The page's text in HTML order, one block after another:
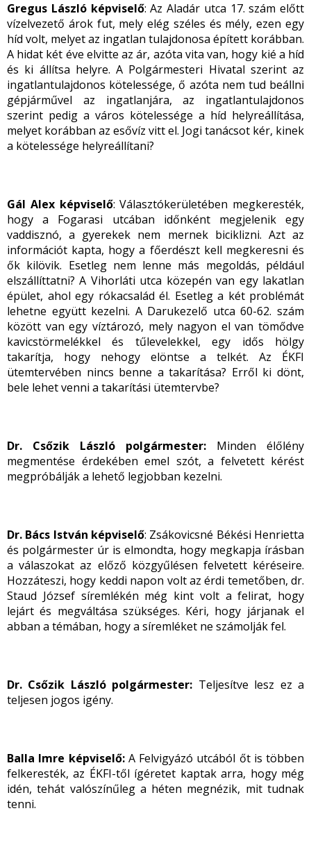
Gregus László képviselő: Az Aladár utca 17. szám előtt
vízelvezető árok fut, mely elég széles és mély, ezen egy
híd volt, melyet az ingatlan tulajdonosa épített korábban.
A hidat két éve elvitte az ár, azóta vita van, hogy kié a híd
és ki állítsa helyre. A Polgármesteri Hivatal szerint az
ingatlantulajdonos kötelessége, ő azóta nem tud beállni
gépjárművel az ingatlanjára, az ingatlantulajdonos
szerint pedig a város kötelessége a híd helyreállítása,
melyet korábban az esővíz vitt el. Jogi tanácsot kér, kinek
a kötelessége helyreállítani?
Gál Alex képviselő: Választókerületében megkeresték,
hogy a Fogarasi utcában időnként megjelenik egy
vaddisznó, a gyerekek nem mernek biciklizni. Azt az
információt kapta, hogy a főerdészt kell megkeresni és
ők kilövik. Esetleg nem lenne más megoldás, például
elszállíttatni? A Vihorláti utca közepén van egy lakatlan
épület, ahol egy rókacsalád él. Esetleg a két problémát
lehetne együtt kezelni. A Darukezelő utca 60-62. szám
között van egy víztározó, mely nagyon el van tömődve
kavicstörmelékkel és tűlevelekkel, egy idős hölgy
takarítja, hogy nehogy elöntse a telkét. Az ÉKFI
ütemtervében nincs benne a takarítása? Erről ki dönt,
bele lehet venni a takarítási ütemtervbe?
Dr. Csőzik László polgármester: Minden élőlény
megmentése érdekében emel szót, a felvetett kérést
megpróbálják a lehető legjobban kezelni.
Dr. Bács István képviselő: Zsákovicsné Békési Henrietta
és polgármester úr is elmondta, hogy megkapja írásban
a válaszokat az előző közgyűlésen felvetett kéréseire.
Hozzáteszi, hogy keddi napon volt az érdi temetőben, dr.
Staud József síremlékén még kint volt a felirat, hogy
lejárt és megváltása szükséges. Kéri, hogy járjanak el
abban a témában, hogy a síremléket ne számolják fel.
Dr. Csőzik László polgármester: Teljesítve lesz ez a
teljesen jogos igény.
Balla Imre képviselő:A Felvigyázó utcából őt is többen
felkeresték, az ÉKFI-től ígéretet kaptak arra, hogy még
idén, tehát valószínűleg a héten megnézik, mit tudnak
tenni.